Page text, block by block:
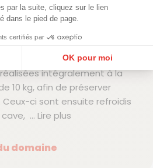
par la suite, cliquez sur le lien
dans le pied de page.
certifiés par
OK pour moi
: Personnalisez vos Options
et de gérer vos paramètres de confidentialité, en
les principes de la
peu répandus. Le travail
attentif aux rythmes
intégralement à la
10 kg, afin de préserver
Ceux-ci sont ensuite refroidis
... Lire plus
domaine